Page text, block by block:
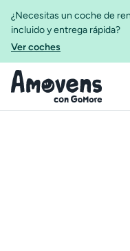
¿Necesitas un coche de
incluido y entrega rápida?
Ver coches